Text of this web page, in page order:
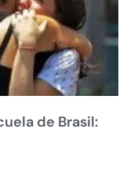
de Brasil: